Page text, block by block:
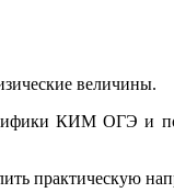
величины.
КИМ ОГЭ и
практическую